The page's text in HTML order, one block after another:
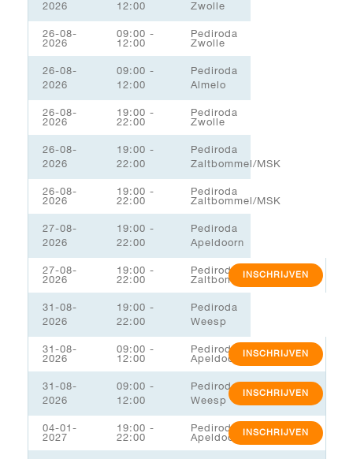
2026
12:00
Zwolle
26-08-
2026
09:00 -
12:00
Pediroda
Zwolle
26-08-
2026
09:00 -
12:00
Pediroda
Almelo
26-08-
2026
19:00 -
22:00
Pediroda
Zwolle
26-08-
2026
19:00 -
22:00
Pediroda
Zaltbommel/MSK
26-08-
2026
19:00 -
22:00
Pediroda
Zaltbommel/MSK
27-08-
2026
19:00 -
22:00
Pediroda
Apeldoorn
27-08-
2026
19:00 -
22:00
Pediroda
Zaltbommel/MSK
INSCHRIJVEN
31-08-
2026
19:00 -
22:00
Pediroda
Weesp
31-08-
2026
09:00 -
12:00
Pediroda
Apeldoorn INSCHRIJVEN
31-08-
2026
09:00 -
12:00
Pediroda
Weesp
INSCHRIJVEN
04-01-
2027
19:00 -
22:00
Pediroda
Apeldoorn INSCHRIJVEN